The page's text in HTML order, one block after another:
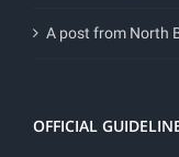
A post from North
OFFICIAL